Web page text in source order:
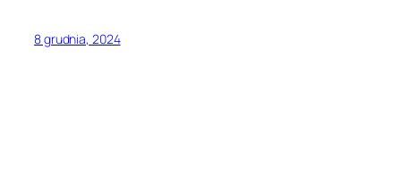
8 grudnia, 2024